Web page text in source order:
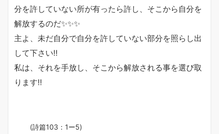
分を許していない所が有ったら許し、そこから自分を
解放するのだ✨✨✨
主よ、未だ自分で自分を許していない部分を照らし出
して下さい‼️
私は、それを手放し、そこから解放される事を選び取
ります‼️
(詩篇103：1ー5)